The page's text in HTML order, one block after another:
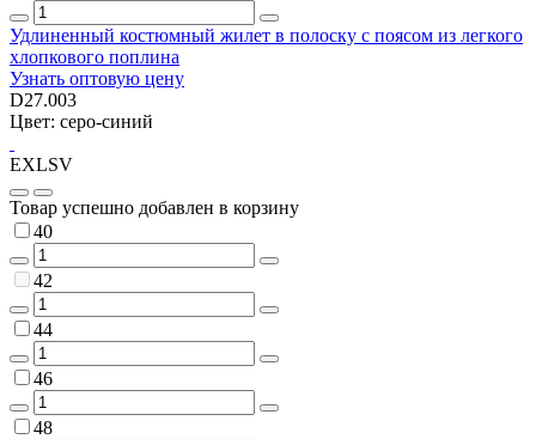
Удлиненный костюмный жилет в полоску с поясом из легкого
хлопкового поплина
Узнать оптовую цену
D27.003
Цвет: серо-синий
EXLSV
Товар успешно добавлен в корзину
40
42
44
46
48